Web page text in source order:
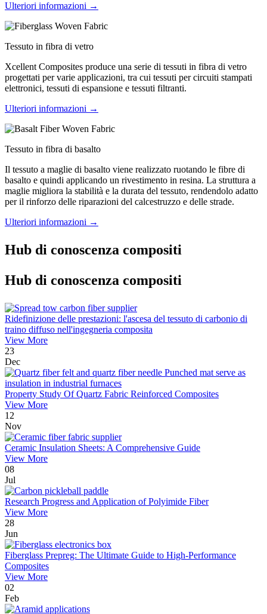
Ulteriori informazioni →
Tessuto in fibra di vetro
Xcellent Composites produce una serie di tessuti in fibra di vetro
progettati per varie applicazioni, tra cui tessuti per circuiti stampati
elettronici, tessuti di espansione e tessuti filtranti.
Ulteriori informazioni →
Tessuto in fibra di basalto
Il tessuto a maglie di basalto viene realizzato ruotando le fibre di
basalto e quindi applicando un rivestimento in resina. La struttura a
maglie migliora la stabilità e la durata del tessuto, rendendolo adatto
per il rinforzo delle riparazioni del calcestruzzo e delle strade.
Ulteriori informazioni →
Hub di conoscenza compositi
Hub di conoscenza compositi
Ridefinizione delle prestazioni: l'ascesa del tessuto di carbonio di
traino diffuso nell'ingegneria composita
View More
23
Dec
Property Study Of Quartz Fabric Reinforced Composites
View More
12
Nov
Ceramic Insulation Sheets: A Comprehensive Guide
View More
08
Jul
Research Progress and Application of Polyimide Fiber
View More
28
Jun
Fiberglass Prepreg: The Ultimate Guide to High-Performance
Composites
View More
02
Feb